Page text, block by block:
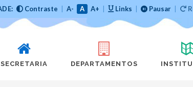
Contraste A- A A+ Links Pausar
SECRETARIA DEPARTAMENTOS